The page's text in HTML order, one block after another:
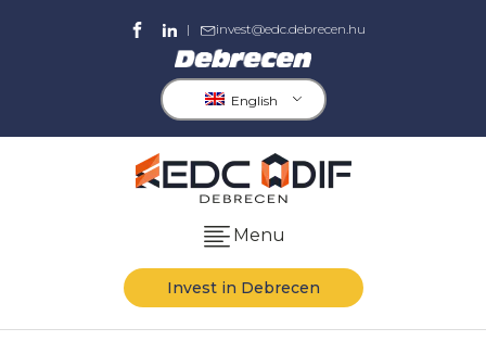
| invest@edc.debrecen.hu
English
Menu
Invest in Debrecen